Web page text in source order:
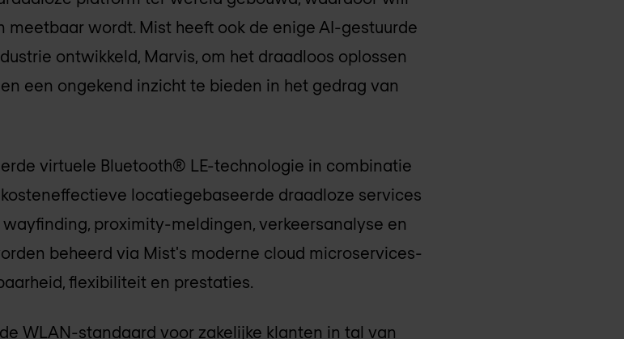
meetbaar wordt. Mist heeft ook de enige AI-gestuurde
ontwikkeld, Marvis, om het draadloos oplossen
een ongekend inzicht te bieden in het gedrag van
virtuele Bluetooth® LE-technologie in combinatie
locatiegebaseerde draadloze services
proximity-meldingen, verkeersanalyse en
beheerd via Mist's moderne cloud microservices-
flexibiliteit en prestaties.
WLAN-standaard voor zakelijke klanten in tal van